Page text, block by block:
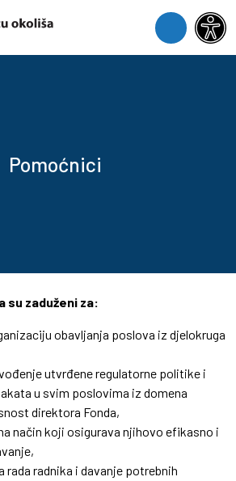
Menu
Pomoćnici
su zaduženi za:
obavljanja poslova iz djelokruga
utvrđene regulatorne politike i
u svim poslovima iz domena
direktora Fonda,
način koji osigurava njihovo efikasno i
radnika i davanje potrebnih